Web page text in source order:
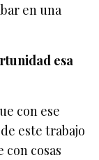
en una
esa
con ese
este trabajo
cosas